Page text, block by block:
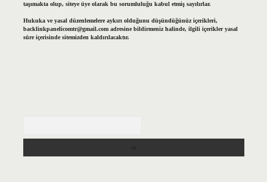
taşımakta olup, siteye üye olarak bu sorumluluğu kabul etmiş sayılırlar.
Hukuka ve yasal düzenlemelere aykırı olduğunu düşündüğünüz içerikleri,
backlinkpanelicomtr@gmail.comadresine bildirmeniz halinde, ilgili içerikler yasal
süre içerisinde sitemizden kaldırılacaktır.